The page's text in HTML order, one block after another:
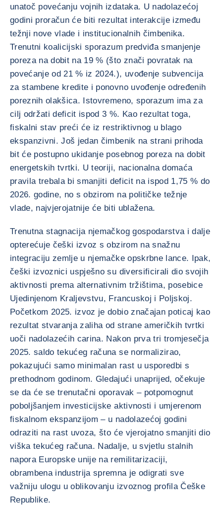
unatoč povećanju vojnih izdataka. U nadolazećoj
godini proračun će biti rezultat interakcije između
težnji nove vlade i institucionalnih čimbenika.
Trenutni koalicijski sporazum predviđa smanjenje
poreza na dobit na 19 % (što znači povratak na
povećanje od 21 % iz 2024.), uvođenje subvencija
za stambene kredite i ponovno uvođenje određenih
poreznih olakšica. Istovremeno, sporazum ima za
cilj održati deficit ispod 3 %. Kao rezultat toga,
fiskalni stav preći će iz restriktivnog u blago
ekspanzivni. Još jedan čimbenik na strani prihoda
bit će postupno ukidanje posebnog poreza na dobit
energetskih tvrtki. U teoriji, nacionalna domaća
pravila trebala bi smanjiti deficit na ispod 1,75 % do
2026. godine, no s obzirom na političke težnje
vlade, najvjerojatnije će biti ublažena.
Trenutna stagnacija njemačkog gospodarstva i dalje
opterećuje češki izvoz s obzirom na snažnu
integraciju zemlje u njemačke opskrbne lance. Ipak,
češki izvoznici uspješno su diversificirali dio svojih
aktivnosti prema alternativnim tržištima, posebice
Ujedinjenom Kraljevstvu, Francuskoj i Poljskoj.
Početkom 2025. izvoz je dobio značajan poticaj kao
rezultat stvaranja zaliha od strane američkih tvrtki
uoči nadolazećih carina. Nakon prva tri tromjesečja
2025. saldo tekućeg računa se normalizirao,
pokazujući samo minimalan rast u usporedbi s
prethodnom godinom. Gledajući unaprijed, očekuje
se da će se trenutačni oporavak – potpomognut
poboljšanjem investicijske aktivnosti i umjerenom
fiskalnom ekspanzijom – u nadolazećoj godini
odraziti na rast uvoza, što će vjerojatno smanjiti dio
viška tekućeg računa. Nadalje, u svjetlu stalnih
napora Europske unije na remilitarizaciji,
obrambena industrija spremna je odigrati sve
važniju ulogu u oblikovanju izvoznog profila Češke
Republike.